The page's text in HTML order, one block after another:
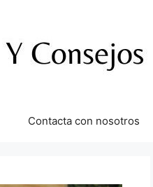
Contacta con nosotros